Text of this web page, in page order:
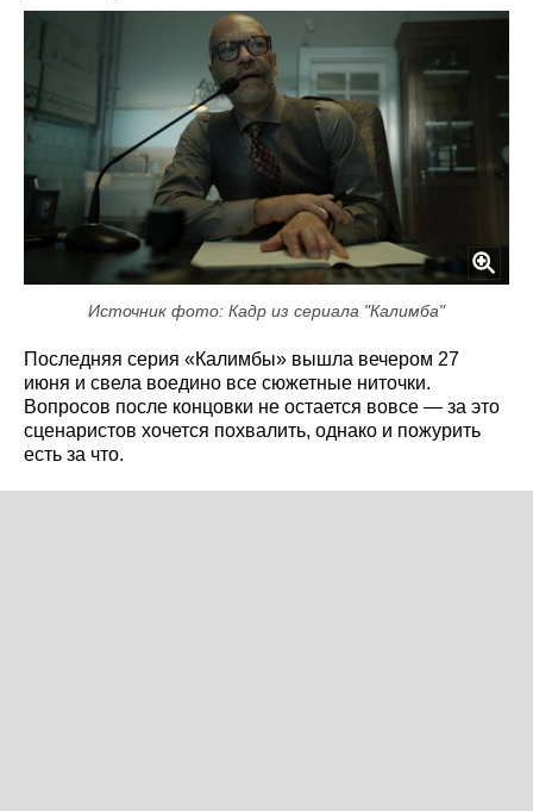
Источник фото: Кадр из сериала "Калимба"
Последняя серия «Калимбы» вышла вечером 27
июня и свела воедино все сюжетные ниточки.
Вопросов после концовки не остается вовсе — за это
сценаристов хочется похвалить, однако и пожурить
есть за что.